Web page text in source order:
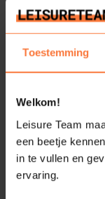
Toestemming
Welkom!
Leisure Team
een beetje
in te vullen en
ervaring.
écht een
zijn. Benieuwd
Ons Tropical
Partymanager